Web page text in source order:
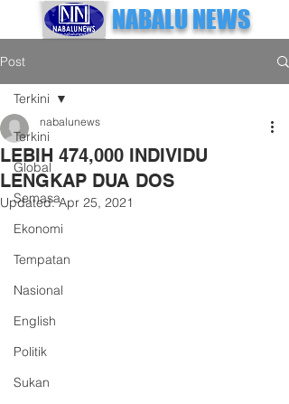
NABALU NEWS
Post
Terkini
Global
Semasa
Ekonomi
Tempatan
Nasional
English
Politik
Sukan
Terkini
LEBIH 474,000 INDIVIDU
LENGKAP DUA DOS
nabalunews
Updated:Apr 25, 2021